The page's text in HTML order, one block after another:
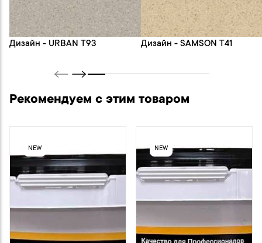
Дизайн - URBAN T93 Дизайн - SAMSON T41
Рекомендуем с этим товаром
NEW NEW